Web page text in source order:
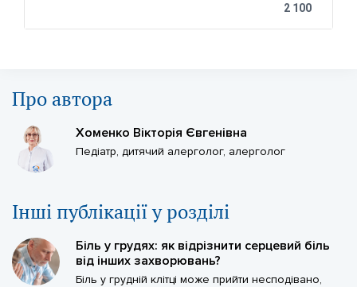
2 100
Про автора
Хоменко Вікторія Євгенівна
Педіатр, дитячий алерголог, алерголог
Iншi публікації у розділі
Біль у грудях: як відрізнити серцевий біль
від інших захворювань?
Біль у грудній клітці може прийти несподівано,